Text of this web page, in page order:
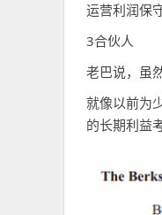
运营利润保
3合伙人
老巴说，虽
就像以前为
的长期利益